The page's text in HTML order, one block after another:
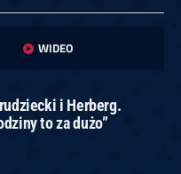
WIDEO
i Herberg.
to za dużo”